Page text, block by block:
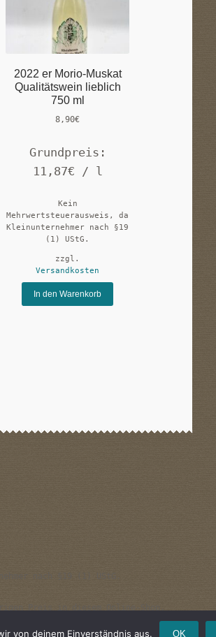
2022 er Morio-Muskat
Qualitätswein lieblich
750 ml
8,90€
Grundpreis:
11,87€ / l
Kein
Mehrwertsteuerausweis, da
Kleinunternehmer nach §19
(1) UStG.
zzgl.
Versandkosten
In den Warenkorb
von deinem Einverständnis aus. OK